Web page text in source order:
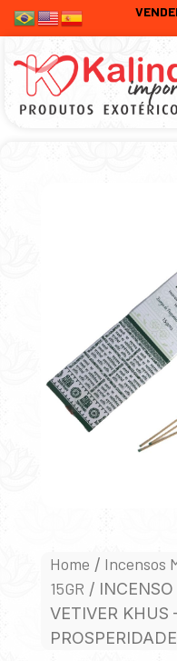
Home / Incensos
15GR /
VETIVER KHUS